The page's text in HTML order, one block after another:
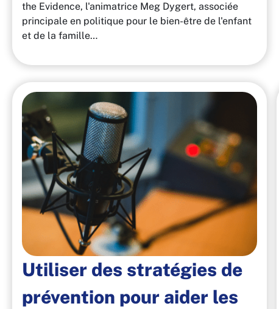
the Evidence, l'animatrice Meg Dygert, associée
principale en politique pour le bien-être de l'enfant
et de la famille…
Utiliser des stratégies de
prévention pour aider les